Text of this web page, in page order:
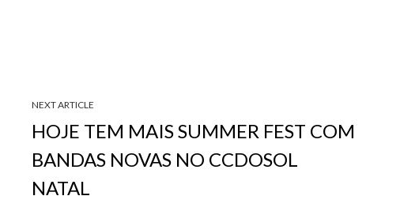
NEXT ARTICLE
HOJE TEM MAIS SUMMER FEST COM
BANDAS NOVAS NO CCDOSOL
NATAL